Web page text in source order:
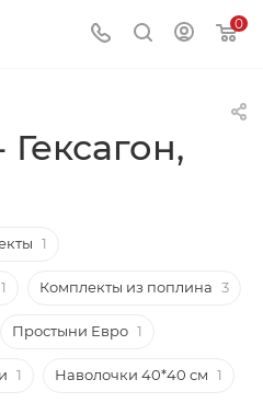
0
1
1 Комплекты из поплина 3
Простыни Евро 1
1 Наволочки 40*40 см 1